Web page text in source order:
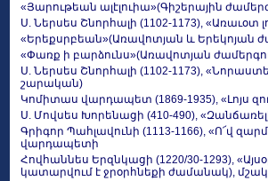
«Յարութեան ալէլուիա»(Գիշերային
Ս. Ներսես Շնորհալի (1102-1173), «Առաւօտ
«Երեքսրբեան»(Առավոտյան և Երեկոյան
«Փառք ի բարձունս»(Առավոտյան
Ս. Ներսես Շնորհալի (1102-1173),
շարական)
Կոմիտաս վարդապետ (1869-1935), «Լոյս
Ս. Մովսես Խորենացի (410-490),
Գրիգոր Պահլավունի (1113-1166), «Ո՜վ
վարդապետի
Հովհաննես Երզնկացի (1220/30-1293),
կատարվում է ջրօրհնեքի ժամանակ),